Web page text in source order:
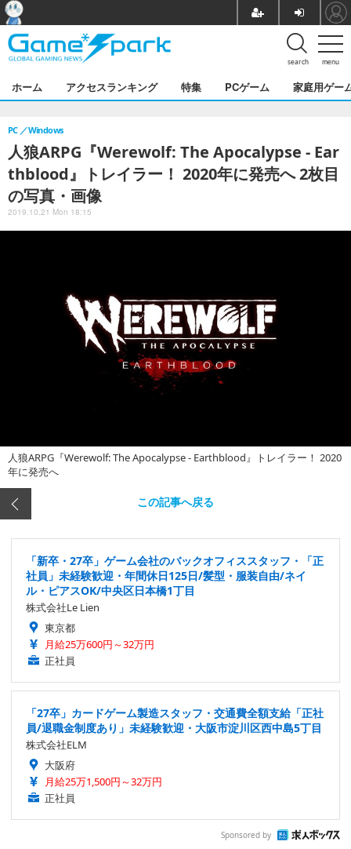
menu
search
ホーム アクセスランキング 特集 PCゲーム 家庭用ゲー
人狼ARPG『Werewolf: The Apocalypse - Ear
thblood』トレイラー！ 2020年に発売へ 2枚目
の写真・画像
PC Windows
2019.10.21 Mon 18:15
人狼ARPG『Werewolf: The Apocalypse - Earthblood』トレイラー！ 2020
年に発売へ
この記事へ戻る
「新卒・27卒」ゲーム会社のバックオフィススタッフ・「正
社員」未経験歓迎・年間休日125日/髪型・服装自由/ネイ
ル・ピアスOK/中央区日本橋1丁目
株式会社Le Lien
東京都
月給25万600円～32万円
正社員
「27卒」カードゲーム製造スタッフ・交通費全額支給「正社
員/退職金制度あり」未経験歓迎・大阪市淀川区西中島5丁目
株式会社ELM
大阪府
月給25万1,500円～32万円
正社員
Sponsored by